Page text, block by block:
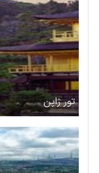
تور ژاپن